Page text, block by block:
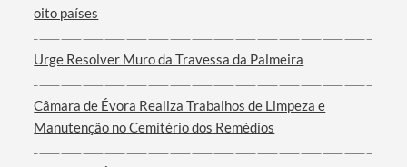
oito países
Urge Resolver Muro da Travessa da Palmeira
Câmara de Évora Realiza Trabalhos de Limpeza e
Manutenção no Cemitério dos Remédios